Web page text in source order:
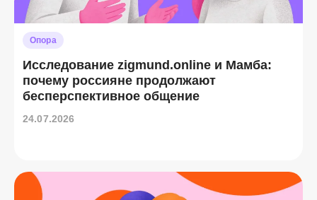
Опора
Исследование zigmund.online и Мамба:
почему россияне продолжают
бесперспективное общение
24.07.2026